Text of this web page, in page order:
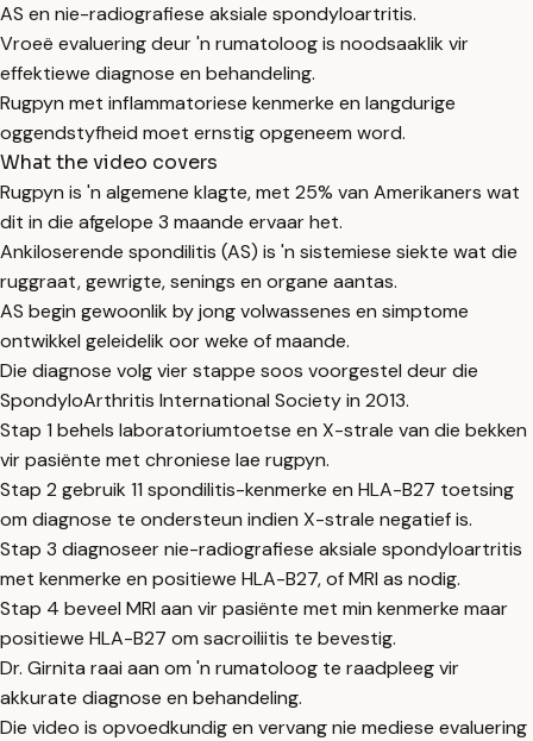
AS en nie-radiografiese aksiale spondyloartritis.
Vroeë evaluering deur 'n rumatoloog is noodsaaklik vir
effektiewe diagnose en behandeling.
Rugpyn met inflammatoriese kenmerke en langdurige
oggendstyfheid moet ernstig opgeneem word.
What the video covers
Rugpyn is 'n algemene klagte, met 25% van Amerikaners wat
dit in die afgelope 3 maande ervaar het.
Ankiloserende spondilitis (AS) is 'n sistemiese siekte wat die
ruggraat, gewrigte, senings en organe aantas.
AS begin gewoonlik by jong volwassenes en simptome
ontwikkel geleidelik oor weke of maande.
Die diagnose volg vier stappe soos voorgestel deur die
SpondyloArthritis International Society in 2013.
Stap 1 behels laboratoriumtoetse en X-strale van die bekken
vir pasiënte met chroniese lae rugpyn.
Stap 2 gebruik 11 spondilitis-kenmerke en HLA-B27 toetsing
om diagnose te ondersteun indien X-strale negatief is.
Stap 3 diagnoseer nie-radiografiese aksiale spondyloartritis
met kenmerke en positiewe HLA-B27, of MRI as nodig.
Stap 4 beveel MRI aan vir pasiënte met min kenmerke maar
positiewe HLA-B27 om sacroiliitis te bevestig.
Dr. Girnita raai aan om 'n rumatoloog te raadpleeg vir
akkurate diagnose en behandeling.
Die video is opvoedkundig en vervang nie mediese evaluering